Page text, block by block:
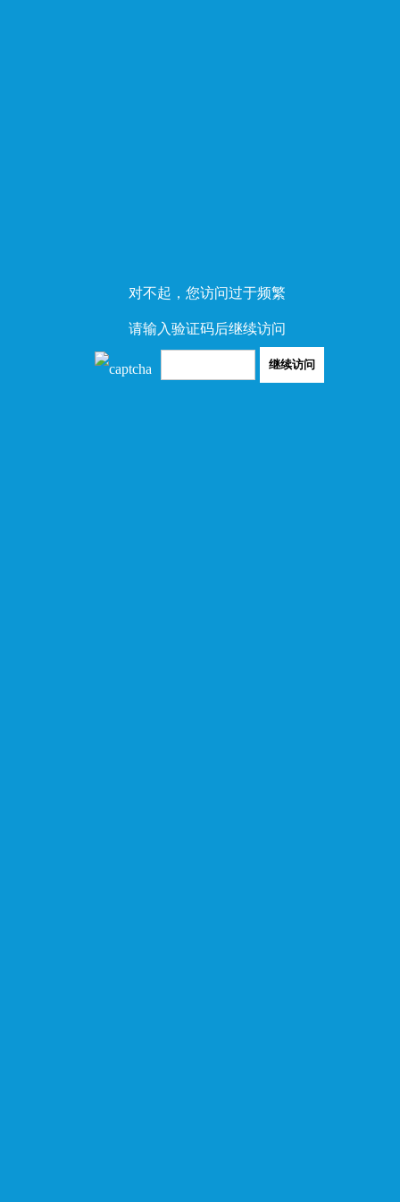
对不起，您访问过于频繁
请输入验证码后继续访问
继续访问